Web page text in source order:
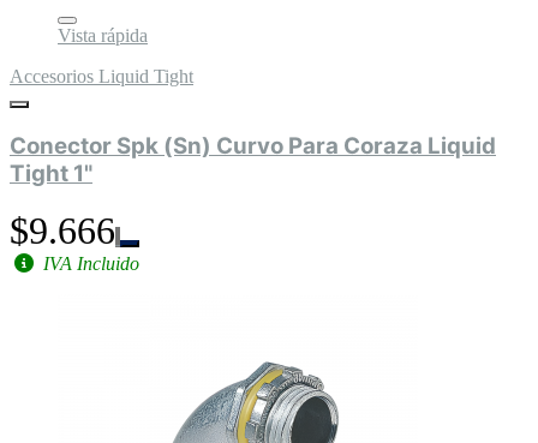
Vista rápida
Accesorios Liquid Tight
Conector Spk (Sn) Curvo Para Coraza Liquid
Tight 1"
$9.666
IVA Incluido